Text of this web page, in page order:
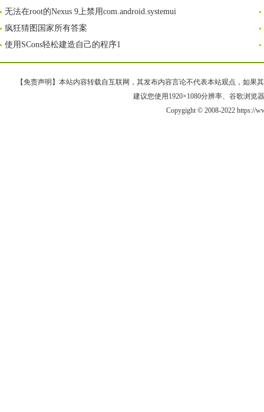
无法在root的Nexus 9上禁用com.android.systemui
疯狂猜图国家所有答案
使用SCons轻松建造自己的程序1
【免责声明】本站内容转载自互联网，其发布内容言论不代表本站观点，如果
建议您使用1920×1080分辨率、谷歌浏览
Copygight © 2008-2022 https://